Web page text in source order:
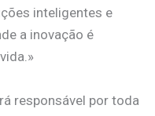
inteligentes e
a inovação é
responsável por toda